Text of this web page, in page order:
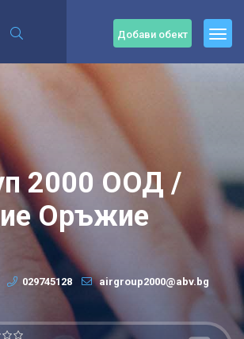
Добави обект
2000 ООД /
Оръжие
029745128 airgroup2000@abv.bg